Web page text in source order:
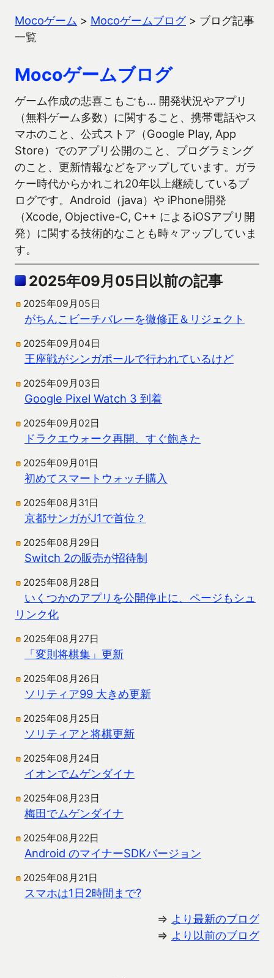
Mocoゲーム > Mocoゲームブログ> ブログ記事
一覧
Mocoゲームブログ
ゲーム作成の悲喜こもごも… 開発状況やアプリ
（無料ゲーム多数）に関すること、携帯電話やス
マホのこと、公式ストア（Google Play, App
Store）でのアプリ公開のこと、プログラミング
のこと、更新情報などをアップしています。ガラ
ケー時代からかれこれ20年以上継続しているブ
ログです。Android（java）や iPhone開発
（Xcode, Objective-C, C++ によるiOSアプリ開
発）に関する技術的なことも時々アップしていま
す。
2025年09月05日以前の記事
2025年09月05日
がちんこビーチバレーを微修正＆リジェクト
2025年09月04日
王座戦がシンガポールで行われているけど
2025年09月03日
Google Pixel Watch 3 到着
2025年09月02日
ドラクエウォーク再開、すぐ飽きた
2025年09月01日
初めてスマートウォッチ購入
2025年08月31日
京都サンガがJ1で首位？
2025年08月29日
Switch 2の販売が招待制
2025年08月28日
いくつかのアプリを公開停止に、ページもシュ
リンク化
2025年08月27日
「変則将棋集」更新
2025年08月26日
ソリティア99 大きめ更新
2025年08月25日
ソリティアと将棋更新
2025年08月24日
イオンでムゲンダイナ
2025年08月23日
梅田でムゲンダイナ
2025年08月22日
Android のマイナーSDKバージョン
2025年08月21日
スマホは1日2時間まで?
⇒ より最新のブログ
⇒ より以前のブログ